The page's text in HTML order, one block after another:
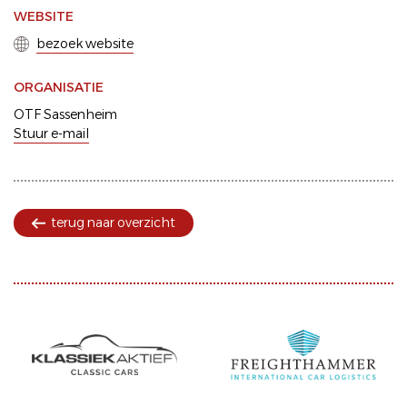
WEBSITE
bezoek website
ORGANISATIE
OTF Sassenheim
Stuur e-mail
terug naar overzicht